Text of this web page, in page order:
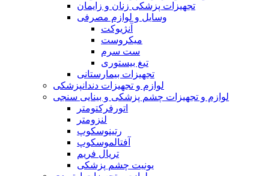
تجهیزات پزشکی زنان و زایمان
وسایل و لوازم مصرفی
آنژیوکت
میکروست
ست سرم
تیغ بیستوری
تجهیزات بیمارستانی
لوازم و تجهیزات دندانپزشکی
لوازم و تجهیزات چشم پزشكی و بینایی سنجی
اتورفرکتومتر
لنزومتر
رتینوسکوپ
آفتالموسکوپ
تریال فریم
یونیت چشم پزشکی